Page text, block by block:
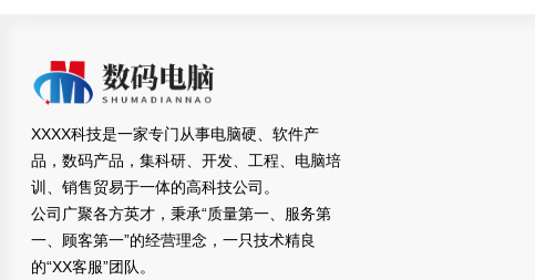
XXXX科技是一家专门从事电脑硬、软件产
品，数码产品，集科研、开发、工程、电脑培
训、销售贸易于一体的高科技公司。
公司广聚各方英才，秉承“质量第一、服务第
一、顾客第一”的经营理念，一只技术精良
的“XX客服”团队。